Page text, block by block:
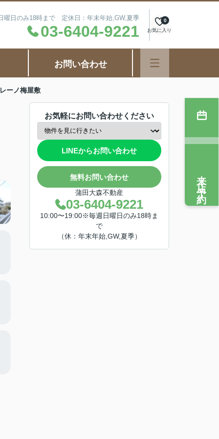
曜日のみ18時まで 定休日：年末年始,GW,夏季
03-6404-9221 お気に入り
0
お問い合わせ
ーノ梅屋敷
お気軽にお問い合わせください
LINEからお問い合わせ
無料お問い合わせ
蒲田大森不動産
03-6404-9221
10:00〜19:00※毎週日曜日のみ18時ま
で
（休：年末年始,GW,夏季）
来店予約